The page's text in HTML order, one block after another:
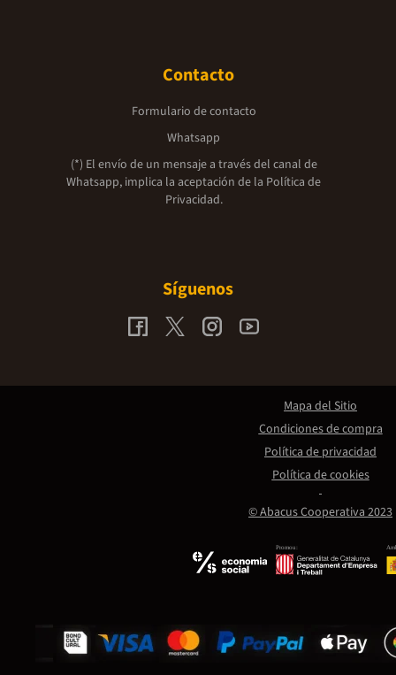
Contacto
Formulario de contacto
Whatsapp
(*) El envío de un mensaje a través del canal de
Whatsapp, implica la aceptación de la Política de
Privacidad.
Síguenos
Promou:
© Abacus Cooperativa 2023
Mapa del Sitio
Condiciones de compra
Política de privacidad
Política de cookies